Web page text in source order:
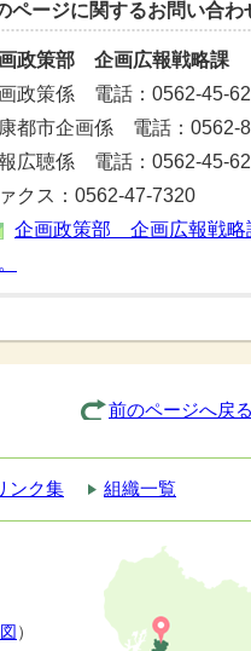
ページに関するお問い合わ
政策部 企画広報戦略課
政策係 電話：0562-45-
都市企画係 電話：0562-
広聴係 電話：0562-45-
クス：0562-47-7320
企画政策部 企画広報戦略
前のページへ戻る
ンク集 組織一覧
）